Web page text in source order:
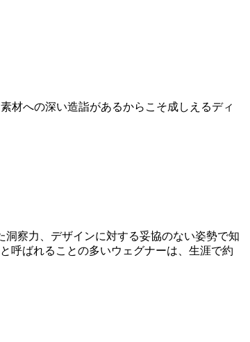
材への深い造詣があるからこそ成しえるディ
洞察力、デザインに対する妥協のない姿勢で知
呼ばれることの多いウェグナーは、生涯で約